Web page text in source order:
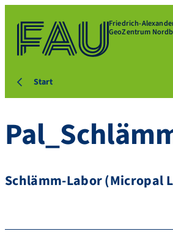
Friedrich-
GeoZentrum
Start
Schlämm-Labor (Micropal